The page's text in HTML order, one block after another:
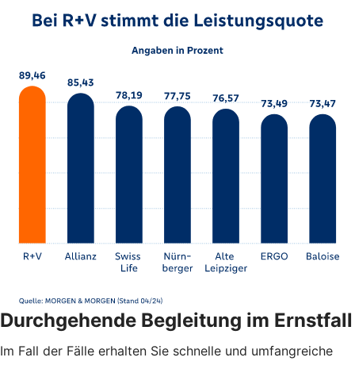
Durchgehende Begleitung im Ernstfall
Im Fall der Fälle erhalten Sie schnelle und umfangreiche